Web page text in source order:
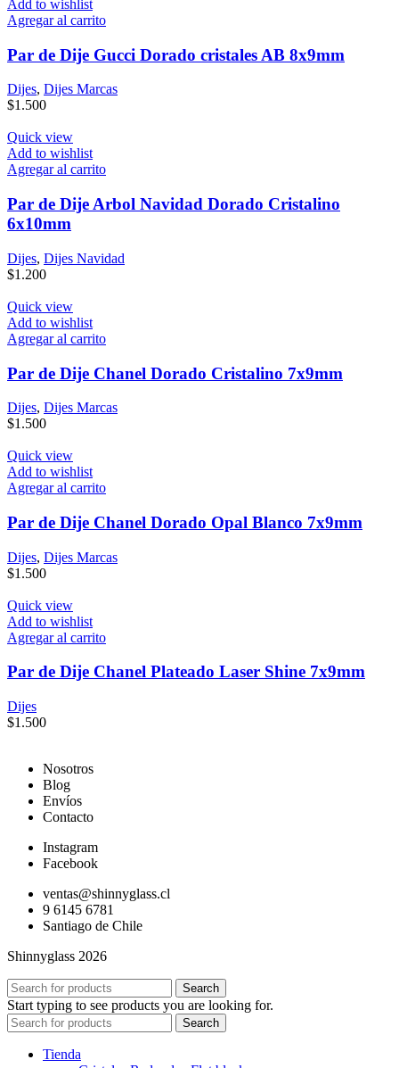
Add to wishlist
Agregar al carrito
Par de Dije Gucci Dorado cristales AB 8x9mm
Dijes, Dijes Marcas
$1.500
Quick view
Add to wishlist
Agregar al carrito
Par de Dije Arbol Navidad Dorado Cristalino
6x10mm
Dijes, Dijes Navidad
$1.200
Quick view
Add to wishlist
Agregar al carrito
Par de Dije Chanel Dorado Cristalino 7x9mm
Dijes, Dijes Marcas
$1.500
Quick view
Add to wishlist
Agregar al carrito
Par de Dije Chanel Dorado Opal Blanco 7x9mm
Dijes, Dijes Marcas
$1.500
Quick view
Add to wishlist
Agregar al carrito
Par de Dije Chanel Plateado Laser Shine 7x9mm
Dijes
$1.500
Nosotros
Blog
Envíos
Contacto
Instagram
Facebook
ventas@shinnyglass.cl
9 6145 6781
Santiago de Chile
Shinnyglass 2026
Search
Start typing to see products you are looking for.
Search
Tienda